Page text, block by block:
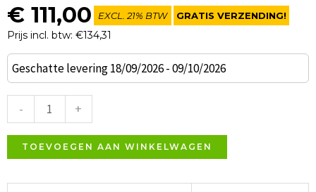
€ 111,00
Prijs incl. btw: €134,31
EXCL. 21% BTW GRATIS VERZENDING!
Geschatte levering 18/09/2026 - 09/10/2026
-
Fiona
terrasstoel
met
armleuning
zwart
Resol
+
TOEVOEGEN AAN WINKELWAGEN